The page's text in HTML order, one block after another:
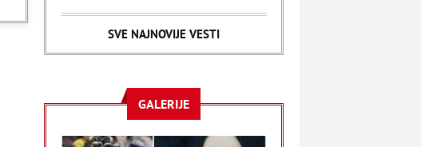
SVE NAJNOVIJE VESTI
GALERIJE